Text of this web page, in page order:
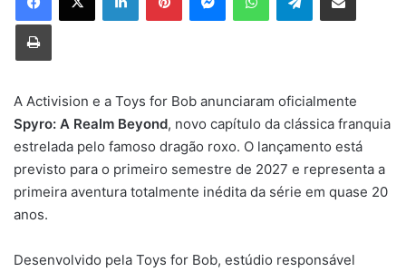
Imprimir
A Activision e a Toys for Bob anunciaram oficialmente
Spyro: A Realm Beyond, novo capítulo da clássica franquia
estrelada pelo famoso dragão roxo. O lançamento está
previsto para o primeiro semestre de 2027 e representa a
primeira aventura totalmente inédita da série em quase 20
anos.
Desenvolvido pela Toys for Bob, estúdio responsável